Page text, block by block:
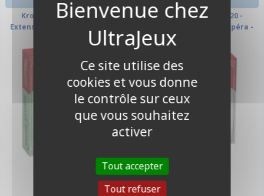
JEU DE CARTES
Kronologic - Paris 1920 -
Extension L'Invité Mystère
Kronologic - Paris 1920 -
Extension Panique à l'Opéra -
Scénario 4
Ce site utilise des
cookies et vous donne
le contrôle sur ceux
que vous souhaitez
activer
Tout accepter
Tout refuser